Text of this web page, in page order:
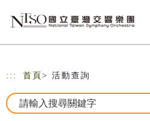
::: 首頁 > 活動查詢